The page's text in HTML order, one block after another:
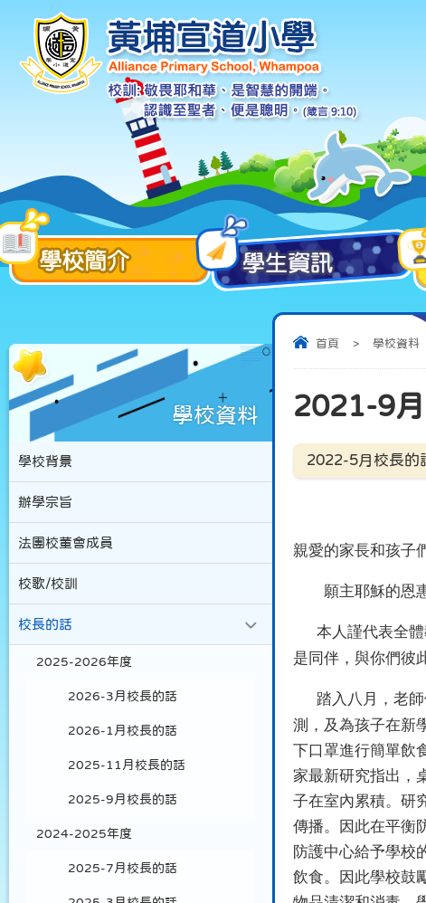
首頁 > 學校資料
2021-9
2022-5月校長的
親愛的家長和孩子
願主耶穌的恩惠
本人謹代表全
是同伴，與你們彼
踏入八月，老
測，及為孩子在新
下口罩進行簡單飲
家最新研究指出，
子在室內累積。研
傳播。因此在平衡
防護中心給予學校
飲食。因此學校鼓
學校資料
學校背景
辦學宗旨
法團校董會成員
校歌/校訓
校長的話
2025-2026年度
2026-3月校長的話
2026-1月校長的話
2025-11月校長的話
2025-9月校長的話
2024-2025年度
2025-7月校長的話